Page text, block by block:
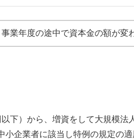
業年度の途中で資本金の額が変
下）から、増資をして大規模法
企業者に該当し特例の規定の適